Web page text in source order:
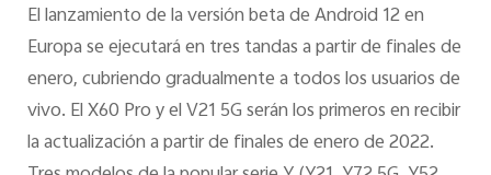
El lanzamiento de la versión beta de Android 12 en
Europa se ejecutará en tres tandas a partir de finales de
enero, cubriendo gradualmente a todos los usuarios de
vivo. El X60 Pro y el V21 5G serán los primeros en recibir
la actualización a partir de finales de enero de 2022.